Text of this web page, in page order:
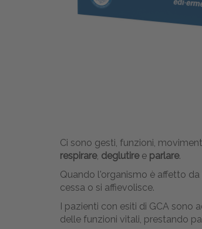
Ci sono gesti, funzioni,
respirare, deglutiree parlare.
Quando l'organismo è affetto
cessa o si affievolisce.
I pazienti con esiti di GCA sono
delle funzioni vitali, prestando